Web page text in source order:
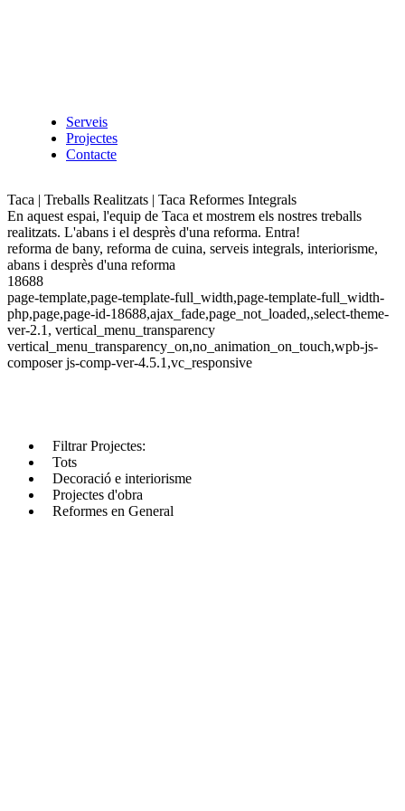
Serveis
Projectes
Contacte
Taca | Treballs Realitzats | Taca Reformes Integrals
En aquest espai, l'equip de Taca et mostrem els nostres treballs
realitzats. L'abans i el desprès d'una reforma. Entra!
reforma de bany, reforma de cuina, serveis integrals, interiorisme,
abans i desprès d'una reforma
18688
page-template,page-template-full_width,page-template-full_width-
php,page,page-id-18688,ajax_fade,page_not_loaded,,select-theme-
ver-2.1, vertical_menu_transparency
vertical_menu_transparency_on,no_animation_on_touch,wpb-js-
composer js-comp-ver-4.5.1,vc_responsive
Filtrar Projectes:
Tots
Decoració e interiorisme
Projectes d'obra
Reformes en General